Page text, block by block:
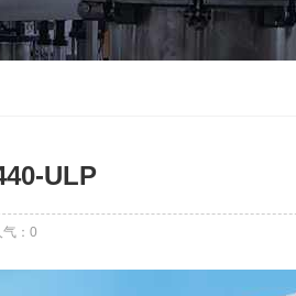
ULP
： 0